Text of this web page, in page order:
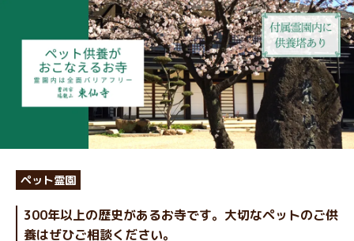
ペット霊園
300年以上の歴史があるお寺です。大切なペットのご供
養はぜひご相談ください。